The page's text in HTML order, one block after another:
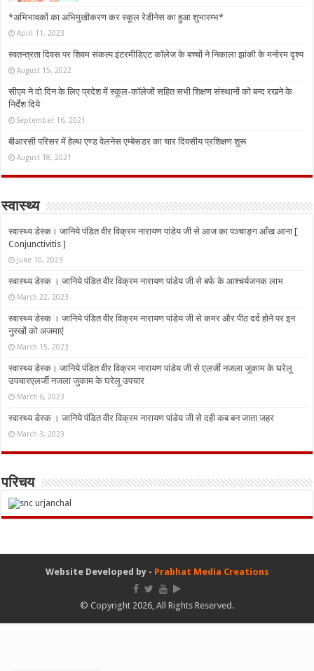
*अभिभावकों का अभिमुखीकरण कर स्कूल रेडीनेस का हुआ शुभारम्भ*
April 11, 2023
स्वतन्त्रता दिवस पर शिवम संकल्प इंटरमीडिएट कॉलेज के बच्चों ने निकाला झांकी के मनोरम दृश्य
August 15, 2022
सीएम ने दो दिन के लिए प्रदेश में स्कूल-कॉलेजों सहित सभी शिक्षण संस्थानों को बन्द रखने के
निर्देश दिये
September 16, 2021
बीआरसी परिसर में हेल्थ एण्ड वेलनेस एम्बेसडर का चार दिवसीय प्रशिक्षण शुरू
August 18, 2021
स्वास्थ्य
स्वास्थ्य डेस्क। जानिये पंडित वीर विक्रम नारायण पांडेय जी से आज का पञ्चाङ्ग आँख आना [
Conjunctivitis ]
June 10, 2023
स्वास्थ्य डेस्क । जानिये पंडित वीर विक्रम नारायण पांडेय जी से बर्फ के आश्चर्यजनक लाभ
March 22, 2023
स्वास्थ्य डेस्क । जानिये पंडित वीर विक्रम नारायण पांडेय जी से कमर और पीठ दर्द होने पर इन
नुस्‍खों को अजमाएं
March 15, 2023
स्वास्थ्य डेस्क। जानिये पंडित वीर विक्रम नारायण पांडेय जी से एलर्जी नजला जुकाम के घरेलू
उपचारएलर्जी नजला जुकाम के घरेलू उपचार
March 6, 2023
स्वास्थ्य डेस्क । जानिये पंडित वीर विक्रम नारायण पांडेय जी से दही कब बन जाता जहर
March 3, 2023
परिचय
Website Developed by - Prabhat Media Creations
© Copyright 2026, All Rights Reserved.